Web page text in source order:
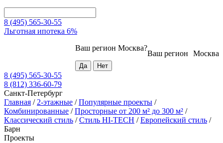
8 (495) 565-30-55
Льготная ипотека 6%
Москва
Ваш регион
Ваш регион Москва?
8 (495) 565-30-55
8 (812) 336-60-79
Санкт-Петербург
Главная / 2-этажные /Популярные проекты /
Комбинированные /Просторные от 200 м² до 300 м² /
Классический стиль /Стиль HI-TECH /Европейский стиль /
Барн
Проекты